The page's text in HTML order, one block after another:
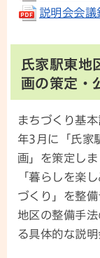
説明会会
氏家駅東地
画の策定・
まちづくり基
年3月に「氏家
画」を策定しま
「暮らしを楽
づくり」を整
地区の整備手
る具体的な説